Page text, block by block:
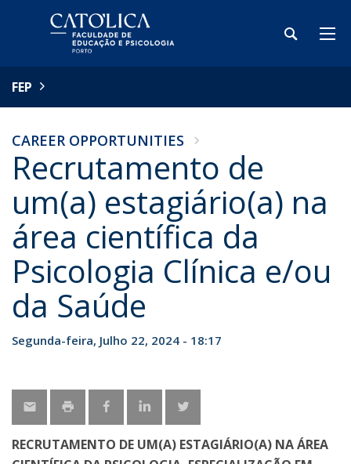
FEP
CAREER OPPORTUNITIES
Recrutamento de
um(a) estagiário(a) na
área científica da
Psicologia Clínica e/ou
da Saúde
Segunda-feira, Julho 22, 2024 - 18:17
RECRUTAMENTO DE UM(A) ESTAGIÁRIO(A) NA ÁREA